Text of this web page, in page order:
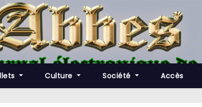
Culture Société Accès